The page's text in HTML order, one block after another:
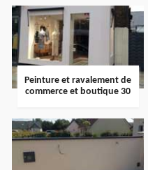
Peinture et ravalement de
commerce et boutique 30